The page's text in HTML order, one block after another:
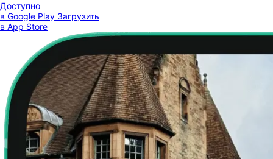
Доступно
в Google Play Загрузить
в App Store